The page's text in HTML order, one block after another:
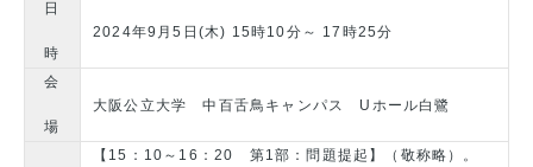
日
時
2024年9月5日(木) 15時10分～ 17時25分
会
場
大阪公立大学 中百舌鳥キャンパス Uホール白鷺
【15：10～16：20 第1部：問題提起】（敬称略）。